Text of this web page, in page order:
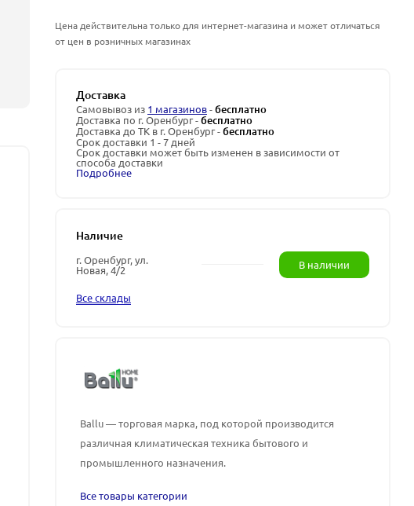
Цена действительна только для интернет-магазина и может отличаться
от цен в розничных магазинах
Доставка
Самовывоз из 1 магазинов-бесплатно
Доставка по г. Оренбург -бесплатно
Доставка до ТК в г. Оренбург -бесплатно
Срок доставки 1 - 7 дней
Срок доставки может быть изменен в зависимости от
способа доставки
Подробнее
Наличие
г. Оренбург, ул.
Новая, 4/2 В наличии
Все склады
Ballu — торговая марка, под которой производится
различная климатическая техника бытового и
промышленного назначения.
Все товары категории